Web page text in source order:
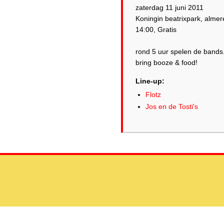
zaterdag 11 juni 2011
Koningin beatrixpark,
14:00, Gratis
rond 5 uur spelen de bands.
bring booze & food!
Line-up:
Flotz
Jos en de Tosti's